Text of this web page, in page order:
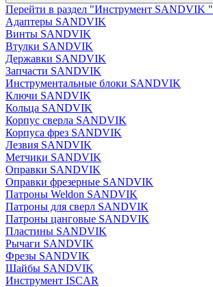
Перейти в раздел "Инструмент SANDVIK "
Адаптеры SANDVIK
Винты SANDVIK
Втулки SANDVIK
Державки SANDVIK
Запчасти SANDVIK
Инструментальные блоки SANDVIK
Ключи SANDVIK
Кольца SANDVIK
Корпус сверла SANDVIK
Корпуса фрез SANDVIK
Лезвия SANDVIK
Метчики SANDVIK
Оправки SANDVIK
Оправки фрезерные SANDVIK
Патроны Weldon SANDVIK
Патроны для сверл SANDVIK
Патроны цанговые SANDVIK
Пластины SANDVIK
Рычаги SANDVIK
Фрезы SANDVIK
Шайбы SANDVIK
Инструмент ISCAR